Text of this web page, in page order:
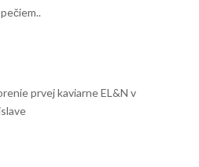
prvej kaviarne EL&N v